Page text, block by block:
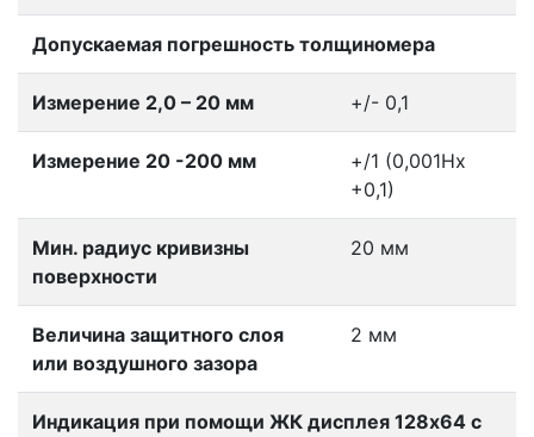
Допускаемая погрешность толщиномера
Измерение 2,0 – 20 мм +/- 0,1
Измерение 20 -200 мм
+/1 (0,001Нх
+0,1)
Мин. радиус кривизны
поверхности
20 мм
Величина защитного слоя
или воздушного зазора
2 мм
Индикация при помощи ЖК дисплея 128х64 с